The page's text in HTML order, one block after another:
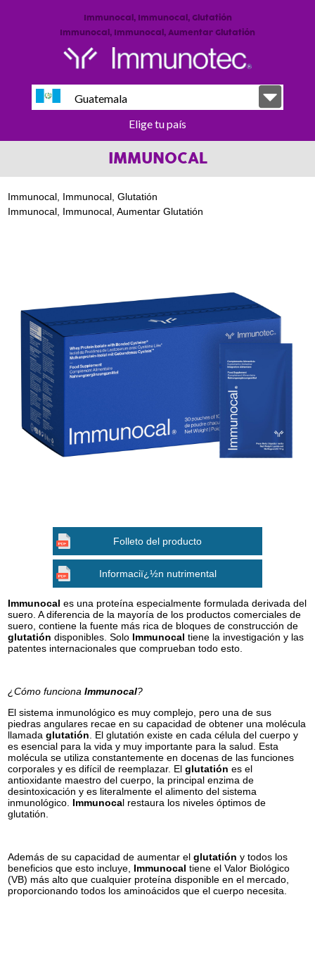
Immunocal, Immunocal, Glutatión
Immunocal, Immunocal, Aumentar Glutatión
Guatemala
Elige tu país
IMMUNOCAL
Immunocal, Immunocal, Glutatión
Immunocal, Immunocal, Aumentar Glutatión
Folleto del producto
Informaciï¿½n nutrimental
Immunocal es una proteína especialmente formulada derivada del
suero. A diferencia de la mayoría de los productos comerciales de
suero, contiene la fuente más rica de bloques de construcción de
glutatión disponibles. Solo Immunocal tiene la investigación y las
patentes internacionales que comprueban todo esto.
¿Cómo funcionaImmunocal?
El sistema inmunológico es muy complejo, pero una de sus
piedras angulares recae en su capacidad de obtener una molécula
llamadaglutatión. El glutatión existe en cada célula del cuerpo y
es esencial para la vida y muy importante para la salud. Esta
molécula se utiliza constantemente en docenas de las funciones
corporales y es difícil de reemplazar. Elglutatión es el
antioxidante maestro del cuerpo, la principal enzima de
desintoxicación y es literalmente el alimento del sistema
inmunológico. Immunocal restaura los niveles óptimos de
glutatión.
Además de su capacidad de aumentar elglutatión y todos los
beneficios que esto incluye, Immunocal tiene el Valor Biológico
(VB) más alto que cualquier proteína disponible en el mercado,
proporcionando todos los aminoácidos que el cuerpo necesita.